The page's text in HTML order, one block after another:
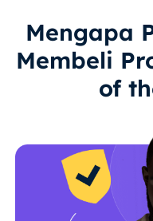
Mengapa
Membeli
of